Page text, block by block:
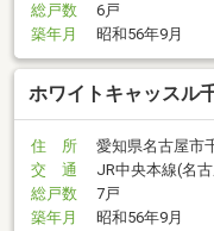
総戸数
6戸
築年月
昭和56年9月
ホワイトキャッスル
住 所
愛知県名古屋市
交 通
JR中央本線(名
総戸数
7戸
築年月
昭和56年9月